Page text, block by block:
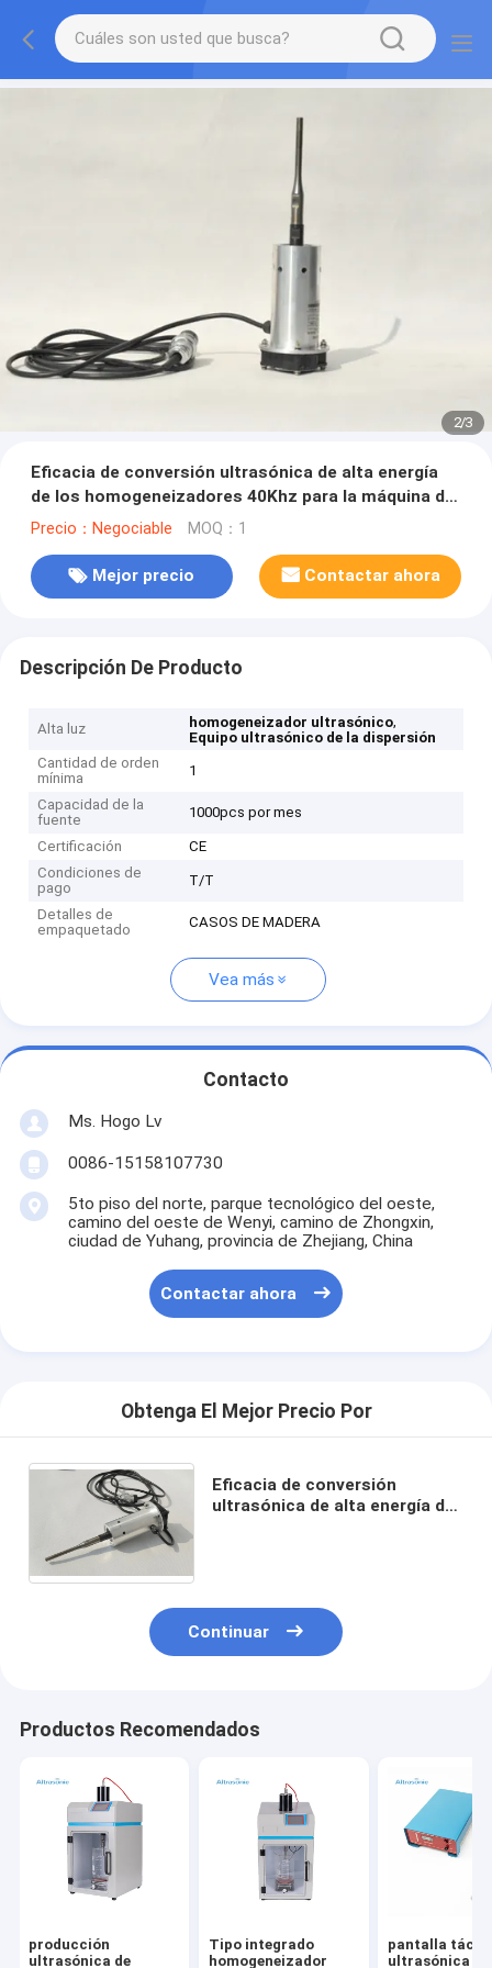
2/3
Eficacia de conversión ultrasónica de alta energía
de los homogeneizadores 40Khz para la máquina de
la cavitación
Precio：Negociable MOQ：1
Mejor precio Contactar ahora
Descripción De Producto
Alta luz homogeneizador ultrasónico,
Equipo ultrasónico de la dispersión
Cantidad de orden
mínima
1
Capacidad de la
fuente
1000pcs por mes
Certificación
CE
Condiciones de
pago
T/T
Detalles de
empaquetado
CASOS DE MADERA
Vea más
Contacto
Ms. Hogo Lv
0086-15158107730
5to piso del norte, parque tecnológico del oeste,
camino del oeste de Wenyi, camino de Zhongxin,
ciudad de Yuhang, provincia de Zhejiang, China
Contactar ahora
Obtenga El Mejor Precio Por
Eficacia de conversión
ultrasónica de alta energía de
Continuar
Productos Recomendados
producción
ultrasónica de
Tipo integrado
homogeneizador
pantalla táctil
ultrasónica